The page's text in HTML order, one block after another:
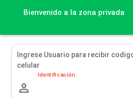
Bienvenido a la zona privada
Ingrese Usuario para recibir
celular
person_outline
Identificación